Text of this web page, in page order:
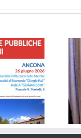
giovanile
Comune di Porto
per il tragico crollo